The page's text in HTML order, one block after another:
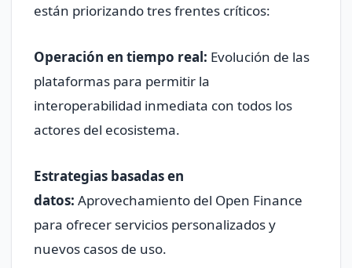
están priorizando tres frentes críticos:
Operación en tiempo real: Evolución de las
plataformas para permitir la
interoperabilidad inmediata con todos los
actores del ecosistema.
Estrategias basadas en
datos: Aprovechamiento del Open Finance
para ofrecer servicios personalizados y
nuevos casos de uso.